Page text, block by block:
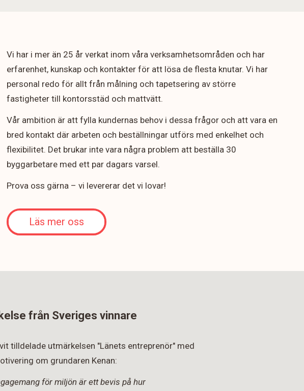
Vi har i mer än 25 år verkat inom våra verksamhetsområden och har
erfarenhet, kunskap och kontakter för att lösa de flesta knutar. Vi har
personal redo för allt från målning och tapetsering av större
fastigheter till kontorsstäd och mattvätt.
Vår ambition är att fylla kundernas behov i dessa frågor och att vara en
bred kontakt där arbeten och beställningar utförs med enkelhet och
flexibilitet. Det brukar inte vara några problem att beställa 30
byggarbetare med ett par dagars varsel.
Prova oss gärna – vi levererar det vi lovar!
Läs mer oss
från Sveriges vinnare
tilldelade utmärkelsen "Länets entreprenör" med
om grundaren Kenan:
för miljön är ett bevis på hur